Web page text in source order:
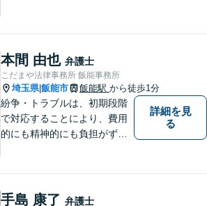
本間 由也 弁護士
こだまや法律事務所 飯能事務所
埼玉県|飯能市 飯能駅 から徒歩1分
紛争・トラブルは、初期段階
で対応することにより、費用
的にも精神的にも負担がずっ
ひ一度ご相談ください。
詳細を見
る
手島 康了 弁護士